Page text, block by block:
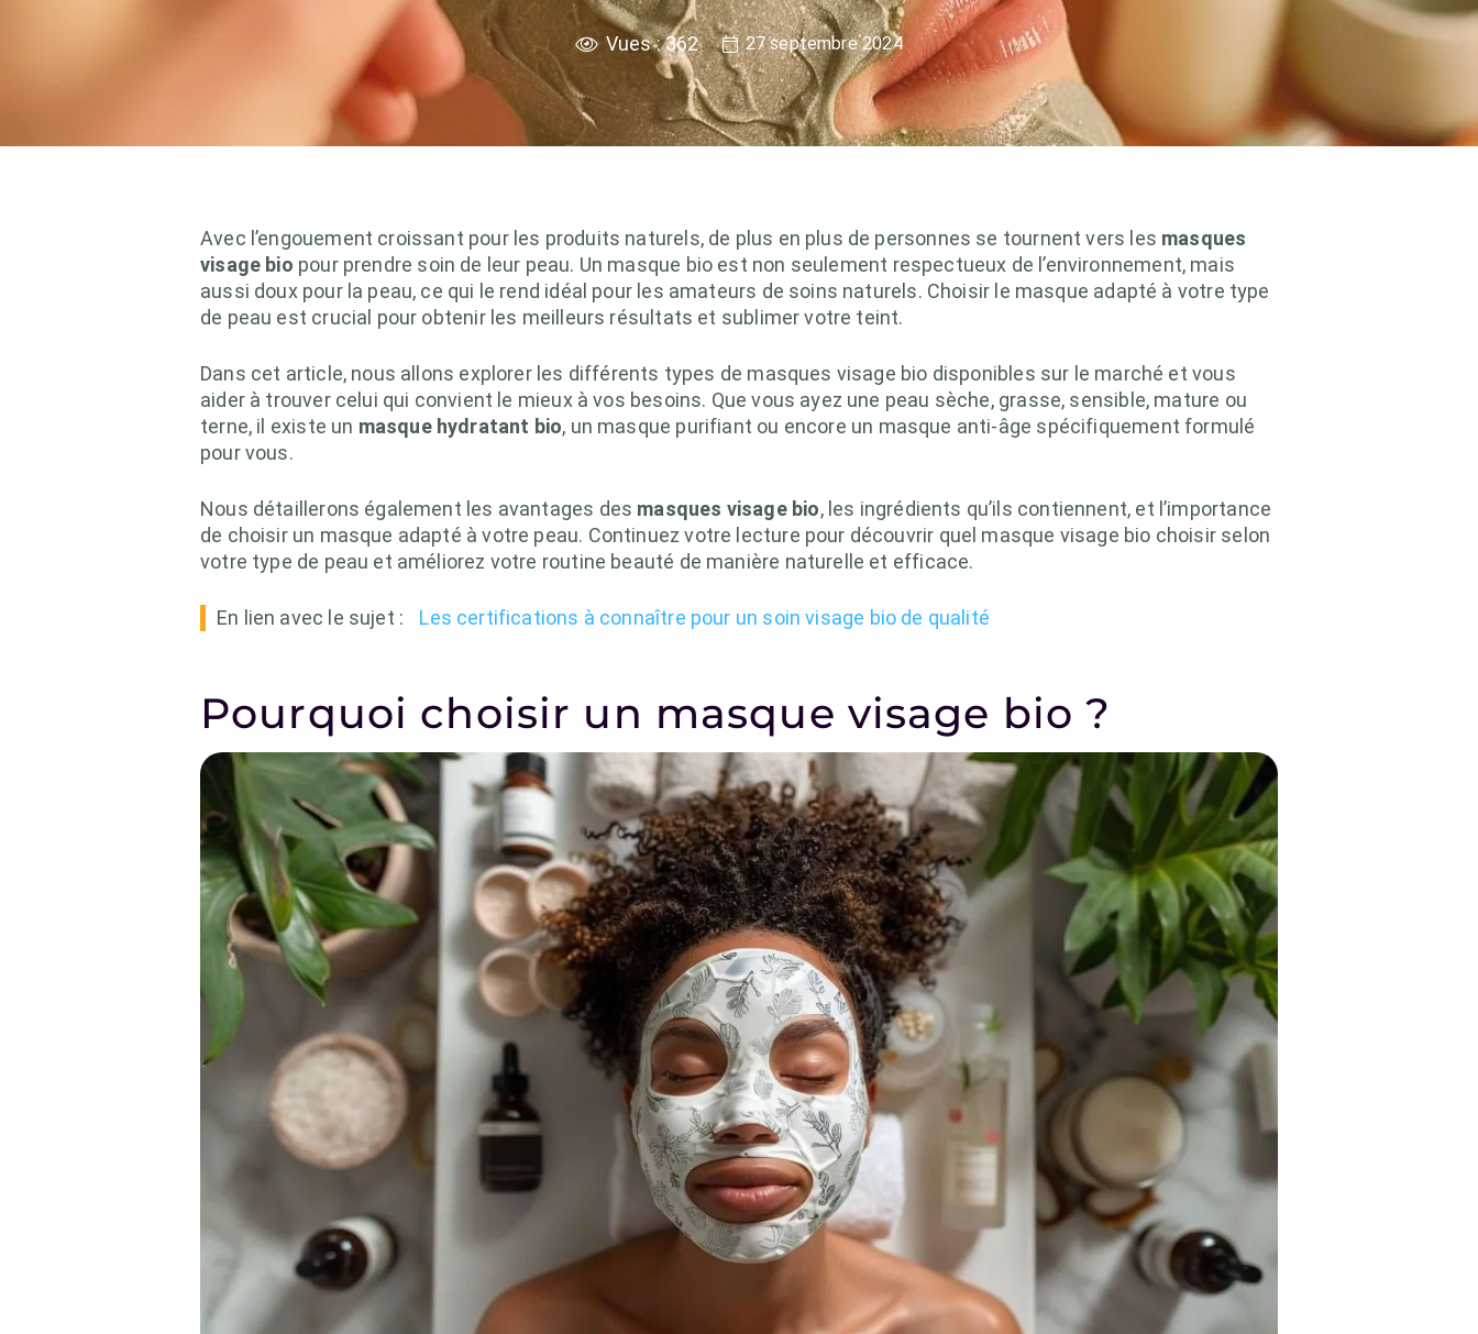
Vues :362 27 septembre 2024
Avec l’engouement croissant pour les produits naturels, de plus en plus de personnes se tournent vers les masques
visage bio pour prendre soin de leur peau. Un masque bio est non seulement respectueux de l’environnement, mais
aussi doux pour la peau, ce qui le rend idéal pour les amateurs de soins naturels. Choisir le masque adapté à votre type
de peau est crucial pour obtenir les meilleurs résultats et sublimer votre teint.
Dans cet article, nous allons explorer les différents types de masques visage bio disponibles sur le marché et vous
aider à trouver celui qui convient le mieux à vos besoins. Que vous ayez une peau sèche, grasse, sensible, mature ou
terne, il existe un masque hydratant bio, un masque purifiant ou encore un masque anti-âge spécifiquement formulé
pour vous.
Nous détaillerons également les avantages des masques visage bio, les ingrédients qu’ils contiennent, et l’importance
de choisir un masque adapté à votre peau. Continuez votre lecture pour découvrir quel masque visage bio choisir selon
votre type de peau et améliorez votre routine beauté de manière naturelle et efficace.
En lien avec le sujet : Les certifications à connaître pour un soin visage bio de qualité
Pourquoi choisir un masque visage bio ?